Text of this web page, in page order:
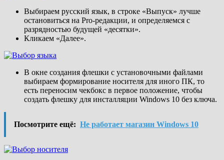
Выбираем русский язык, в строке «Выпуск» лучше
остановиться на Pro-редакции, и определяемся с
разрядностью будущей «десятки».
Кликаем «Далее».
В окне создания флешки с установочными файлами
выбираем формирование носителя для иного ПК, то
есть переносим чекбокс в первое положение, чтобы
создать флешку для инсталляции Windows 10 без ключа.
Посмотрите ещё: Не работает магазин Windows 10